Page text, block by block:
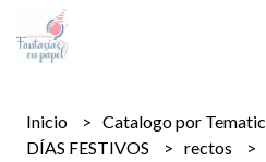
Inicio
Catalogo por
DÍAS FESTIVOS
rectos